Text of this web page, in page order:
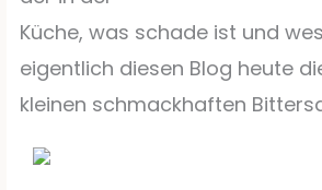
Küche, was schade ist und
eigentlich diesen Blog heute
kleinen schmackhaften